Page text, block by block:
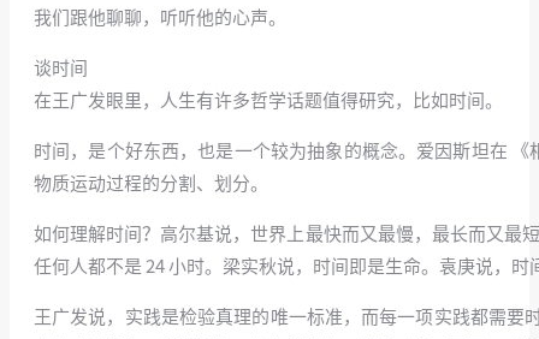
我们跟他聊聊，听听他的心声。
谈时间
在王广发眼里，人生有许多哲学话题值得研究，比如时间。
时间，是个好东西，也是一个较为抽象的概念。爱因斯坦在
物质运动过程的分割、划分。
如何理解时间？高尔基说，世界上最快而又最慢，最长而又最
任何人都不是 24 小时。梁实秋说，时间即是生命。袁庚说，时
王广发说，实践是检验真理的唯一标准，而每一项实践都需